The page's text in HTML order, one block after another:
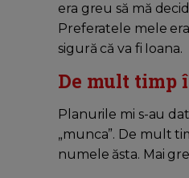
era greu să mă
Preferatele mele
sigură că va fi Ioana.
De mult timp
Planurile mi s-au
„munca”. De mult
numele ăsta. Mai